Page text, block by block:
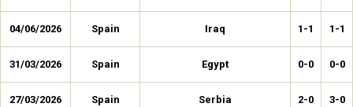
04/06/2026 Spain Iraq 1-1 1-1
31/03/2026 Spain Egypt 0-0 0-0
27/03/2026 Spain Serbia 2-0 3-0